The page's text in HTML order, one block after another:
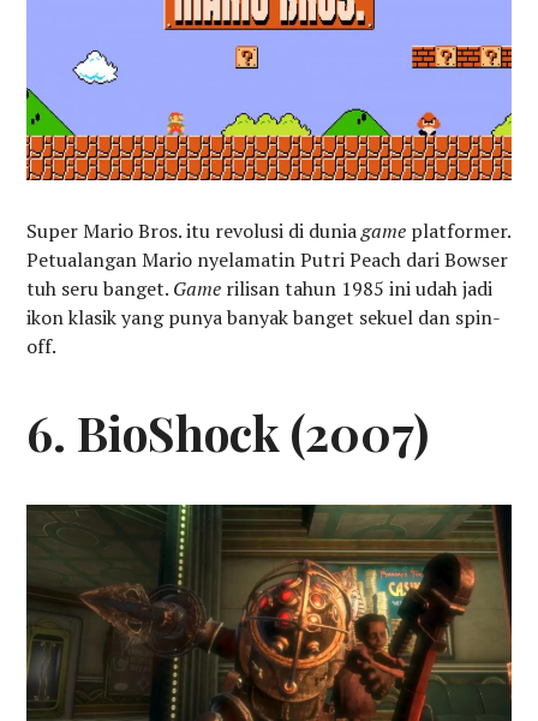
Super Mario Bros. itu revolusi di duniagame platformer.
Petualangan Mario nyelamatin Putri Peach dari Bowser
tuh seru banget. Game rilisan tahun 1985 ini udah jadi
ikon klasik yang punya banyak banget sekuel dan spin-
off.
6. BioShock (2007)